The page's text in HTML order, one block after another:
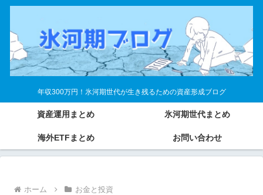
年収300万円！氷河期世代が生き残るための資産形成ブログ
資産運用まとめ 氷河期世代まとめ
海外ETFまとめ お問い合わせ
ホーム お金と投資